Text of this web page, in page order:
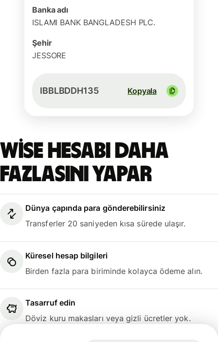
Banka adı
ISLAMI BANK BANGLADESH PLC.
Şehir
JESSORE
IBBLBDDH135 Kopyala
Wise hesabı daha
fazlasını yapar
Dünya çapında para gönderebilirsiniz
Transferler 20 saniyeden kısa sürede ulaşır.
Küresel hesap bilgileri
Birden fazla para biriminde kolayca ödeme alın.
Tasarruf edin
Döviz kuru makasları veya gizli ücretler yok.